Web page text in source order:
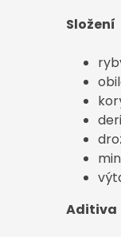
Složení
Aditiva